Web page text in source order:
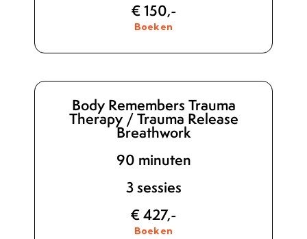
€ 150,-
Boeken
Body Remembers Trauma
Therapy / Trauma Release
Breathwork
90 minuten
3 sessies
€ 427,-
Boeken